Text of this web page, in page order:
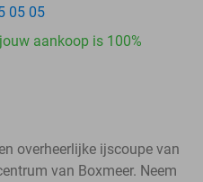
05 05
aankoop is 100%
overheerlijke ijscoupe van
van Boxmeer. Neem